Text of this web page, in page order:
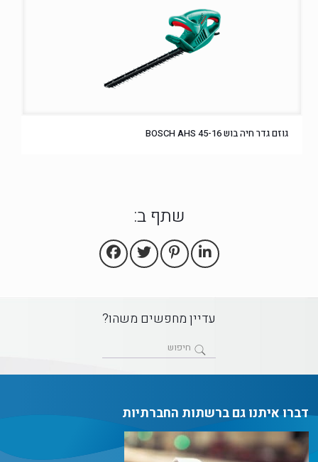
גוזם גדר חיה בוש BOSCH AHS 45-16
שתף ב:
עדיין מחפשים משהו?
דברו איתנו גם ברשתות החברתיות